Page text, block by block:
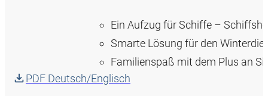
Ein Aufzug für Schiffe –
Smarte Lösung für den
Familienspaß mit dem Plus an
PDF Deutsch/Englisch